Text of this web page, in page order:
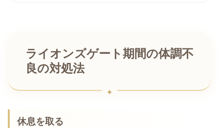
ライオンズゲート期間の体調不
良の対処法
休息を取る